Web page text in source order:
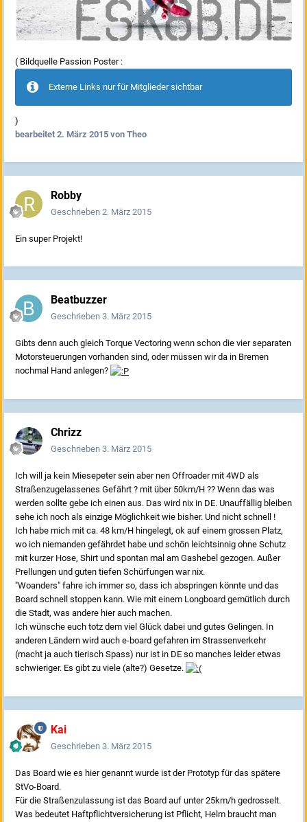
( Bildquelle Passion Poster :
Externe Links nur für Mitglieder sichtbar
)
bearbeitet 2. März 2015 von Theo
Robby
Geschrieben 2. März 2015
Ein super Projekt!
Beatbuzzer
Geschrieben 3. März 2015
Gibts denn auch gleich Torque Vectoring wenn schon die vier separaten
Motorsteuerungen vorhanden sind, oder müssen wir da in Bremen
nochmal Hand anlegen?
Chrizz
Geschrieben 3. März 2015
Ich will ja kein Miesepeter sein aber nen Offroader mit 4WD als
Straßenzugelassenes Gefährt ? mit über 50km/H ?? Wenn das was
werden sollte gebe ich einen aus. Das wird nix in DE. Unauffällig bleiben
sehe ich noch als einzige Möglichkeit wie bisher. Und nicht schnell !
Ich habe mich mit ca. 48 km/H hingelegt, ok auf einem grossen Platz,
wo ich niemanden gefährdet habe und schön leichtsinnig ohne Schutz
mit kurzer Hose, Shirt und spontan mal am Gashebel gezogen. Außer
Prellungen und guten tiefen Schürfungen war nix.
"Woanders" fahre ich immer so, dass ich abspringen könnte und das
Board schnell stoppen kann. Wie mit einem Longboard gemütlich durch
die Stadt, was andere hier auch machen.
Ich wünsche euch totz dem viel Glück dabei und gutes Gelingen. In
anderen Ländern wird auch e-board gefahren im Strassenverkehr
(macht ja auch tierisch Spass) nur ist in DE so manches leider etwas
schwieriger. Es gibt zu viele (alte?) Gesetze.
Kai
Geschrieben 3. März 2015
Das Board wie es hier genannt wurde ist der Prototyp für das spätere
StVo-Board.
Für die Straßenzulassung ist das Board auf unter 25km/h gedrosselt.
Was bedeutet Haftpflichtversicherung ist Pflicht, Helm braucht man